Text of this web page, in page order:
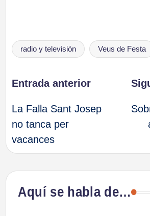
Etiquetas:
radio y televisión Veus de Festa
Navegación
de
entradas
Entrada anterior
La Falla Sant Josep
no tanca per
vacances
Aquí se habla de…